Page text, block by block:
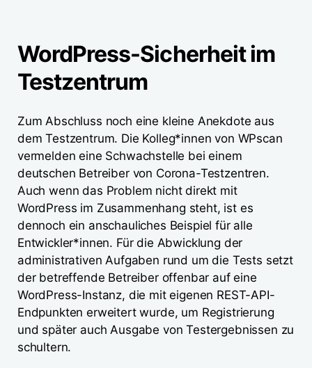
WordPress-Sicherheit im
Testzentrum
Zum Abschluss noch eine kleine Anekdote aus
dem Testzentrum. Die Kolleg*innen von WPscan
vermelden eine Schwachstelle bei einem
deutschen Betreiber von Corona-Testzentren.
Auch wenn das Problem nicht direkt mit
WordPress im Zusammenhang steht, ist es
dennoch ein anschauliches Beispiel für alle
Entwickler*innen. Für die Abwicklung der
administrativen Aufgaben rund um die Tests setzt
der betreffende Betreiber offenbar auf eine
WordPress-Instanz, die mit eigenen REST-API-
Endpunkten erweitert wurde, um Registrierung
und später auch Ausgabe von Testergebnissen zu
schultern.